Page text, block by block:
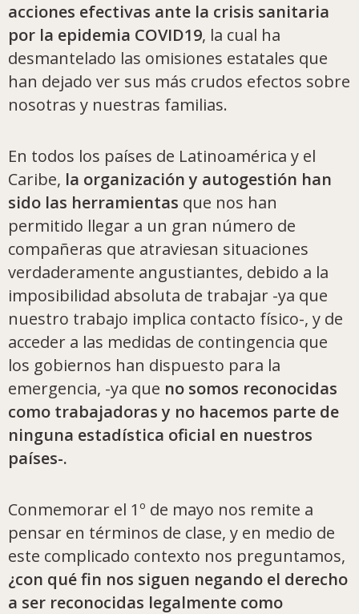
acciones efectivas ante la crisis sanitaria
por la epidemia COVID19, la cual ha
desmantelado las omisiones estatales que
han dejado ver sus más crudos efectos sobre
nosotras y nuestras familias.
En todos los países de Latinoamérica y el
Caribe, la organización y autogestión han
sido las herramientas que nos han
permitido llegar a un gran número de
compañeras que atraviesan situaciones
verdaderamente angustiantes, debido a la
imposibilidad absoluta de trabajar -ya que
nuestro trabajo implica contacto físico-, y de
acceder a las medidas de contingencia que
los gobiernos han dispuesto para la
emergencia, -ya que no somos reconocidas
como trabajadoras y no hacemos parte de
ninguna estadística oficial en nuestros
países-.
Conmemorar el 1º de mayo nos remite a
pensar en términos de clase, y en medio de
este complicado contexto nos preguntamos,
¿con qué fin nos siguen negando el derecho
a ser reconocidas legalmente como